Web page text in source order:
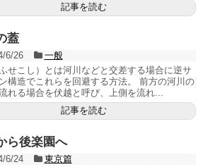
記事を読む
蓋
6/26
一般
せこし）とは河川などと交差する場合に逆サ
構造でこれらを回避する方法。 前方の河川の
れる場合を伏越と呼び、上側を流れ...
記事を読む
ら後楽園へ
6/24
東京篇